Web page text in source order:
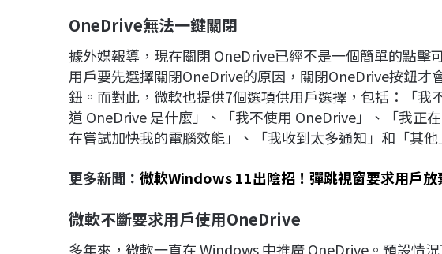
OneDrive無法一鍵關閉
據外媒報導，現在關閉 OneDrive已經不是一個簡單的點擊
用戶要先選擇關閉OneDrive的原因，關閉OneDrive按鈕才
鈕。而對此，微軟也提供7個選項供用戶選擇，包括：「我
道 OneDrive 是什麼」、「我不使用 OneDrive」、「我正
在嘗試加快我的電腦效能」、「我收到太多通知」和「其他
更多新聞： 微軟Windows 11出陰招！彈跳視窗要求用戶
微軟不斷要求用戶使用OneDrive
多年來，微軟一直在 Windows 中推廣 OneDrive。預設情